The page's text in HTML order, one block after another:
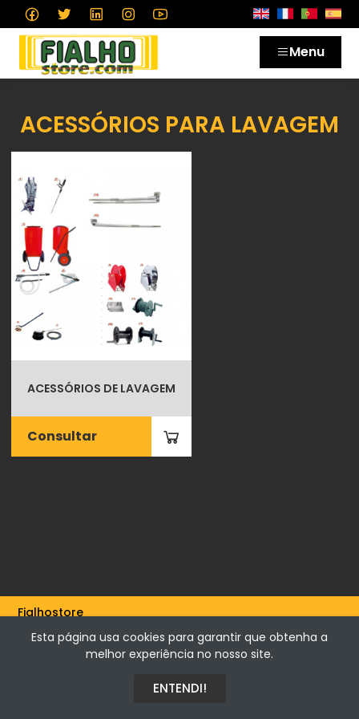
Menu
ACESSÓRIOS PARA LAVAGEM
ACESSÓRIOS DE LAVAGEM
Consultar
Fialhostore
Fialho & Irmão,Lda. | Horta de Barreiros 7005-208 Évora -
Portugal | NIF 500115206
Esta página usa cookies para garantir que obtenha a
melhor experiência no nosso site.
ENTENDI!